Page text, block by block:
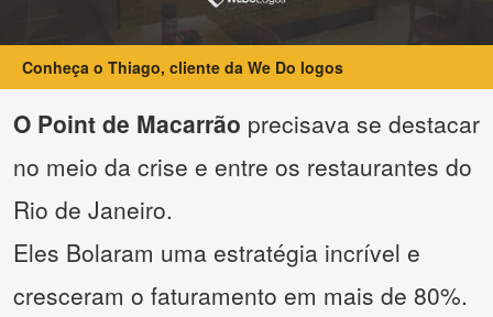
Conheça o Thiago, cliente da We Do logos
O Point de Macarrão precisava se destacar
no meio da crise e entre os restaurantes do
Rio de Janeiro.
Eles Bolaram uma estratégia incrível e
cresceram o faturamento em mais de 80%.